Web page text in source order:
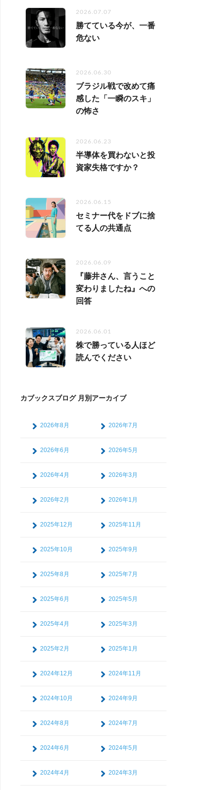
2026.07.07
勝てている今が、一番
危ない
2026.06.30
ブラジル戦で改めて痛
感した「一瞬のスキ」
の怖さ
2026.06.23
半導体を買わないと投
資家失格ですか？
2026.06.15
セミナー代をドブに捨
てる人の共通点
2026.06.09
『藤井さん、言うこと
変わりましたね』への
回答
2026.06.01
株で勝っている人ほど
読んでください
カブックスブログ 月別アーカイブ
2026年8月 2026年7月
2026年6月 2026年5月
2026年4月 2026年3月
2026年2月 2026年1月
2025年12月 2025年11月
2025年10月 2025年9月
2025年8月 2025年7月
2025年6月 2025年5月
2025年4月 2025年3月
2025年2月 2025年1月
2024年12月 2024年11月
2024年10月 2024年9月
2024年8月 2024年7月
2024年6月 2024年5月
2024年4月 2024年3月